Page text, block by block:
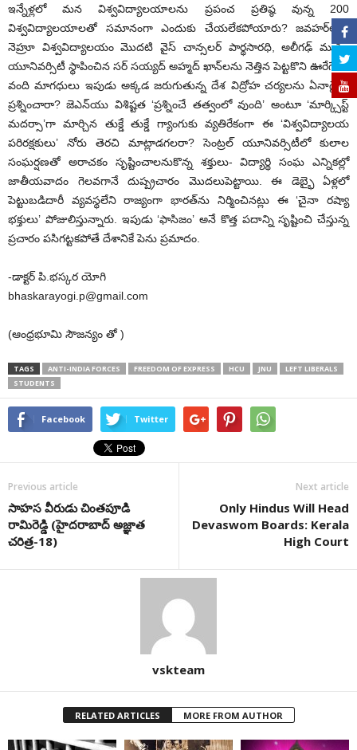
ఇన్నేళ్లలో మన విశ్వవిద్యాలయాలను ప్రపంచ ప్రతిష్ఠ వున్న 200
విశ్వవిద్యాలయాలతో సమానంగా ఎందుకు చేయలేకపోయారు? జవహర్‌లాల్
నెహ్రూ విశ్వవిద్యాలయం మొదటి వైస్ చాన్సలర్ పార్థసారధి, అలీగఢ్ ముస్లిం
యూనివర్సిటీ స్థాపించిన సర్ సయ్యద్ అహ్మద్ ఖాన్‌లను నెత్తిన పెట్టకొని ఊరేగే ఈ
వంది మాగధులు ఇపుడు అక్కడ జరుగుతున్న దేశ విద్రోహ చర్యలను ఏనాడైనా
ప్రశ్నించారా? జెఎన్‌యు విశిష్టత ‘ప్రశ్నించే తత్వంలో వుంది’ అంటూ ‘మార్క్సిస్ట్
మదర్సా’గా మార్చిన తుక్డే తుక్డే గ్యాంగుకు వ్యతిరేకంగా ఈ ‘విశ్వవిద్యాలయ
పరిరక్షకులు’ నోరు తెరచి మాట్లాడగలరా? సెంట్రల్ యూనివర్సిటీలో కులాల
సంఘర్షణతో అరాచకం సృష్టించాలనుకొన్న శక్తులు- విద్యార్థి సంఘ ఎన్నికల్లో
జాతీయవాదం గెలవగానే దుష్ప్రచారం మొదలుపెట్టాయి. ఈ డెబ్భై ఏళ్లలో
పెట్టుబడిదారీ వ్యవస్థలేని రాజ్యంగా భారత్‌ను నిర్మించినట్లు ఈ ‘చైనా రష్యా
భక్తులు’ పోజులిస్తున్నారు. ఇపుడు ‘ఫాసిజం’ అనే కొత్త పదాన్ని సృష్టించి చేస్తున్న
ప్రచారం పసిగట్టకపోతే దేశానికే పెను ప్రమాదం.
-డాక్టర్ పి.భస్కర యోగి
bhaskarayogi.p@gmail.com
(ఆంధ్రభూమి సౌజన్యం తో )
TAGS ANTI-INDIA FORCES FREEDOM OF EXPRESS HCU JNU
LEFT LIBERALS
STUDENTS
Facebook Twitter
Previous article
సాహస వీరుడు చింతపూడి
రామిరెడ్డి (హైదరాబాద్ అజ్ఞాత
చరిత్ర-18)
Next article
Only Hindus Will Head
Devaswom Boards: Kerala
High Court
vskteam
RELATED ARTICLES MORE FROM AUTHOR